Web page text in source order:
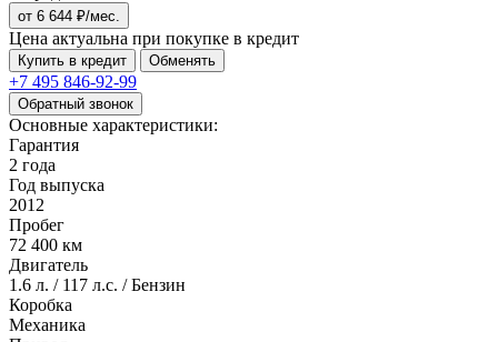
от 6 644 ₽/мес.
Цена актуальна при покупке в кредит
Купить в кредит Обменять
+7 495 846-92-99
Обратный звонок
Основные характеристики:
Гарантия
2 года
Год выпуска
2012
Пробег
72 400 км
Двигатель
1.6 л. / 117 л.с. / Бензин
Коробка
Механика